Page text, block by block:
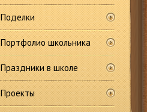
Поделки
Портфолио школьника
Праздники в школе
Проекты